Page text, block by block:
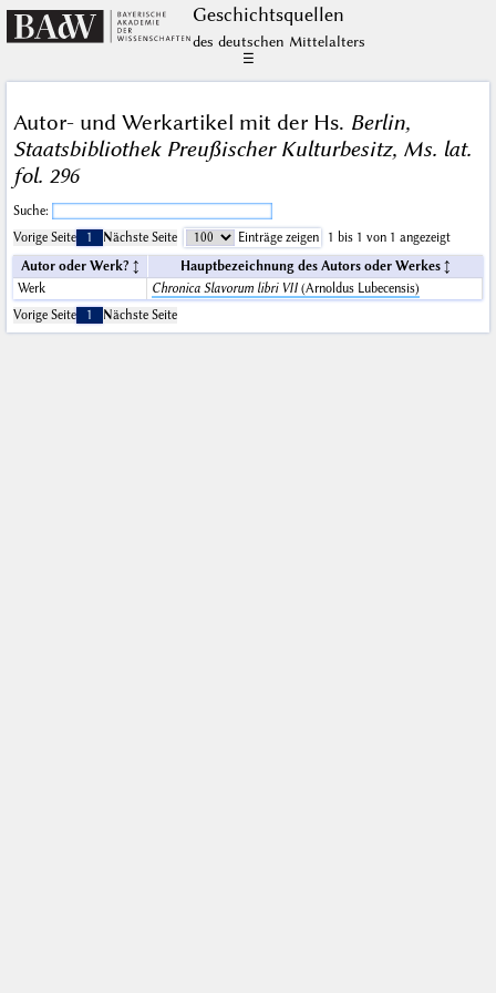
Geschichts­quellen
des deutschen Mittelalters
☰
Autor- und Werkartikel mit der Hs. Berlin,
Staatsbibliothek Preußischer Kulturbesitz, Ms. lat.
fol. 296
Suche:
Vorige Seite
1 Nächste Seite Einträge zeigen
1 bis 1 von 1 angezeigt
Autor oder Werk?
Hauptbezeichnung des Autors oder Werkes
Werk
Chronica Slavorum libri VII(Arnoldus Lubecensis)
Vorige Seite
1 Nächste Seite